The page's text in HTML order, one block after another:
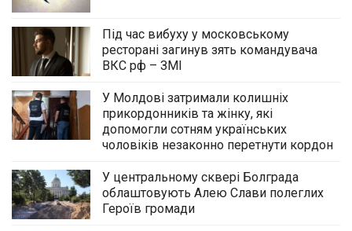
Під час вибуху у московському
ресторані загинув зять командувача
ВКС рф – ЗМІ
У Молдові затримали колишніх
прикордонників та жінку, які
допомогли сотням українських
чоловіків незаконно перетнути кордон
У центральному сквері Болграда
облаштовують Алею Слави полеглих
Героїв громади